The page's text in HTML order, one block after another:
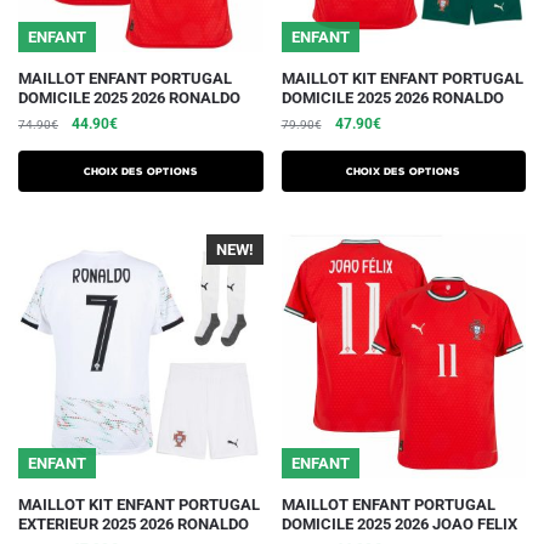
produit
produit
ENFANT
MAILLOT ENFANT PORTUGAL
DOMICILE 2025 2026 RONALDO
74.90€
Le
initial
était :
44.90€Le
actuel
est :
Choix des options
Ce
produit
a
plusieurs
variations.
options
peuvent
être
choisies
du
produit
ENFANT
MAILLOT KIT ENFANT PORTUGAL
DOMICILE 2025 2026 RONALDO
79.90€
Le
initial
était :
47.90€Le
actuel
est :
Choix des options
Ce
produit
a
plusieurs
variations.
options
peuvent
être
choisies
page
du
produit
NEW!
ENFANT
MAILLOT KIT ENFANT PORTUGAL
EXTERIEUR 2025 2026 RONALDO
Ce
produit
ENFANT
MAILLOT ENFANT PORTUGAL
DOMICILE 2025 2026 JOAO FELIX
Ce
produit